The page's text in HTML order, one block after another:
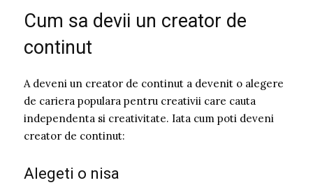
Cum sa devii un creator de
continut
A deveni un creator de continut a devenit o alegere
de cariera populara pentru creativii care cauta
independenta si creativitate. Iata cum poti deveni
creator de continut:
Alegeti o nisa